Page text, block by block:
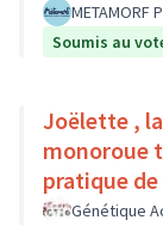
METAMORF
Soumis au
Joëlette ,
monoroue tout
pratique de
faisons du
Génétique